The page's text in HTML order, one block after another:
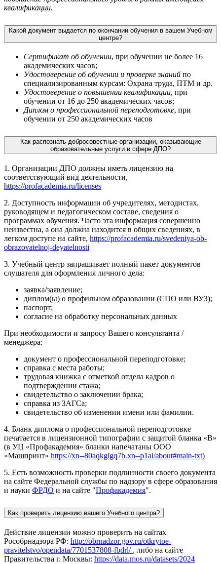
квалификации.
Какой документ выдается по окончании обучения в вашем Учебном
центре?
Сертификат об обучении, при обучении не более 16
академических часов;
Удостоверение об обучении и проверке знаний по
специализированным курсам: Охрана труда, ПТМ и др.
Удостоверение о повышении квалификации, при
обучении от 16 до 250 академических часов;
Диплом о профессиональной переподготовке, при
обучении от 250 академических часов
Как распознать добросовестные организации, оказывающие
образовательные услуги в сфере ДПО?
1. Организации ДПО должны иметь лицензию на
соответствующий вид деятельности,
https://profacademia.ru/licenses
2. Доступность информации об учредителях, методистах,
руководящем и педагогическом составе, сведения о
программах обучения. Часто эта информация совершенно
неизвестна, а она должна находится в общих сведениях, в
легком доступе на сайте, https://profacademia.ru/svedeniya-ob-
obrazovatelnoj-deyatelnosti
3. Учебный центр запрашивает полный пакет документов
слушателя для оформления личного дела:
заявка/заявление;
диплом(ы) о профильном образовании (СПО или ВУЗ);
паспорт;
согласие на обработку персональных данных
При необходимости и запросу Вашего консультанта /
менеджера:
документ о профессиональной переподготовке;
справка с места работы;
трудовая книжка с отметкой отдела кадров о
подтверждении стажа;
свидетельство о заключении брака;
справка из ЗАГСа;
свидетельство об изменении имени или фамилии.
4. Бланк диплома о профессиональной переподготовке
печатается в лицензионной типографии с защитой бланка «В»
(в УЦ «Профакадемия» бланки напечатаны ООО
«Машпринт» https://xn--80aqkgigq7b.xn--p1ai/about#main-txt)
5. Есть возможность проверки подлинности своего документа
на сайте Федеральной службы по надзору в сфере образования
и науки ФРДО и на сайте "Профакадемия".
Как проверить лицензию вашего Учебного центра?
Действие лицензии можно проверить на сайтах
Рособрнадзора РФ: http://obrnadzor.gov.ru/otkrytoe-
pravitelstvo/opendata/7701537808-fbdrl/ , либо на сайте
Правительства г. Москвы: https://data.mos.ru/datasets/2024